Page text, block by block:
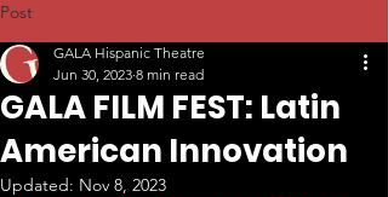
Post
GALA FILM FEST: Latin
American Innovation
GALA Hispanic Theatre
Jun 30, 2023 8 min read
Updated: Nov 8, 2023